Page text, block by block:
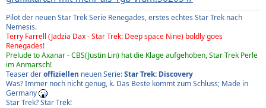
Pilot der neuen Star Trek Serie Renegades, erstes echtes Star Trek nach
Nemesis.
Terry Farrell (Jadzia Dax - Star Trek: Deep space Nine) boldly goes
Renegades!
Prelude to Axanar - CBS(Justin Lin) hat die Klage aufgehoben, Star Trek Perle
im Anmarsch!
Teaser deroffiziellen neuen Serie:Star Trek: Discovery
Was? Immer noch nicht genug, k. Das Beste kommt zum Schluss; Made in
Germany
Star Trek? Star Trek!